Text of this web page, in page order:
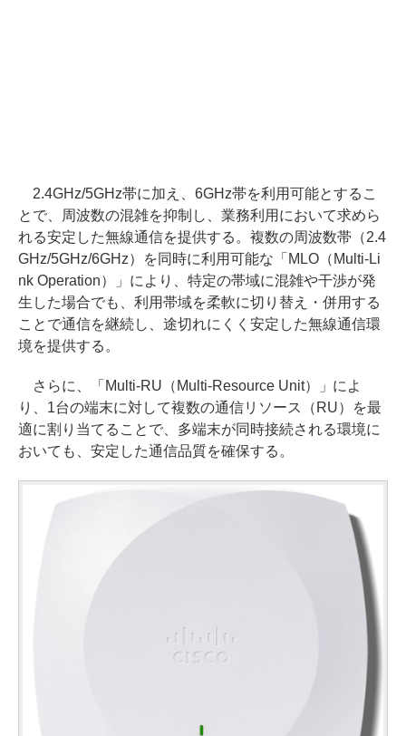
2.4GHz/5GHz帯に加え、6GHz帯を利用可能とするこ
とで、周波数の混雑を抑制し、業務利用において求めら
れる安定した無線通信を提供する。複数の周波数帯（2.4
GHz/5GHz/6GHz）を同時に利用可能な「MLO（Multi-Li
nk Operation）」により、特定の帯域に混雑や干渉が発
生した場合でも、利用帯域を柔軟に切り替え・併用する
ことで通信を継続し、途切れにくく安定した無線通信環
境を提供する。
さらに、「Multi-RU（Multi-Resource Unit）」によ
り、1台の端末に対して複数の通信リソース（RU）を最
適に割り当てることで、多端末が同時接続される環境に
おいても、安定した通信品質を確保する。